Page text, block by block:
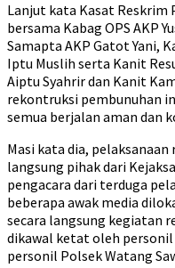
Lanjut kata Kasat Reskrim
bersama Kabag OPS AKP
Samapta AKP Gatot Yani,
Iptu Muslih serta Kanit
Aiptu Syahrir dan Kanit
rekontruksi pembunuhan
semua berjalan aman dan
Masi kata dia,
langsung pihak dari
pengacara dari terduga
beberapa awak media
secara langsung kegiatan
dikawal ketat oleh
personil Polsek Watang